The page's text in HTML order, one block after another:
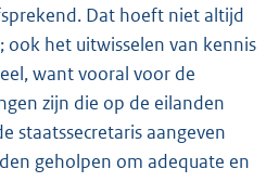
Dat hoeft niet altijd
ook het uitwisselen van kennis
want vooral voor de
zijn die op de eilanden
staatssecretaris aangeven
geholpen om adequate en